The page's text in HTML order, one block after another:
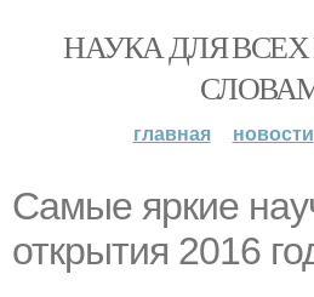
НАУКА ДЛЯ
главная новости
Самые яркие
открытия 2016